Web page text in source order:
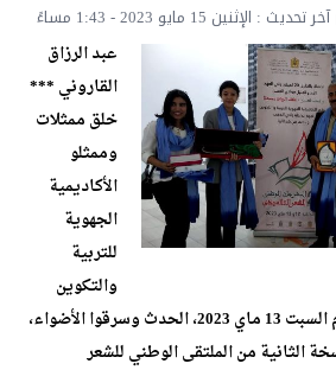
آخر تحديث : الإثنين 15 مايو 2023 - 1:43 مساءً
عبد الرزاق
القاروني ***
خلق ممثلات
وممثلو
الأكاديمية
الجهوية
للتربية
والتكوين
مراكش- آسفي، مساء يوم السبت 13 ماي 2023، الحدث وسرقوا الأضواء،
الثانية من الملتقى الوطني للشعر